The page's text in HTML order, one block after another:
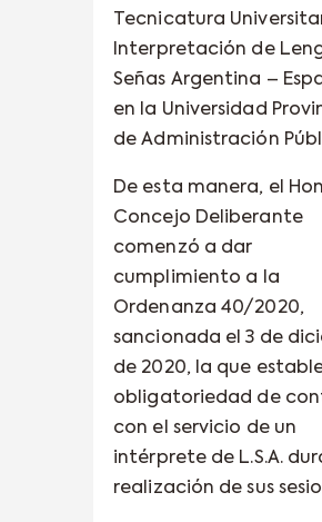
Tecnicatura
Interpretación de
Señas Argentina –
en la Universidad
de Administración
De esta manera, el
Concejo Deliberante
comenzó a dar
cumplimiento a la
Ordenanza 40/2020,
sancionada el 3 de
de 2020, la que
obligatoriedad de
con el servicio de un
intérprete de L.S.A.
realización de sus